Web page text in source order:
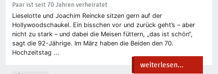
Paar ist seit 70 Jahren verheiratet
Lieselotte und Joachim Reincke sitzen gern auf der
Hollywoodschaukel. Ein bisschen vor und zurück geht’s – aber
nicht zu stark – und dabei die Meisen füttern, „das ist schön“,
sagt die 92-Jährige. Im März haben die Beiden den 70.
Hochzeitstag ...
weiterlesen...